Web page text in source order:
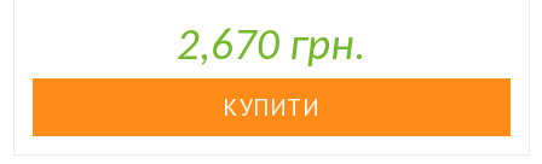
2,670 грн.